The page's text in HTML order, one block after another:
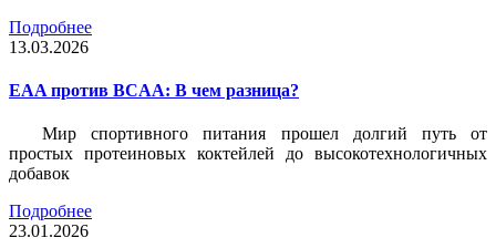
Подробнее
13.03.2026
EAA против BCAA: В чем разница?
Мир спортивного питания прошел долгий путь от
простых протеиновых коктейлей до высокотехнологичных
добавок
Подробнее
23.01.2026